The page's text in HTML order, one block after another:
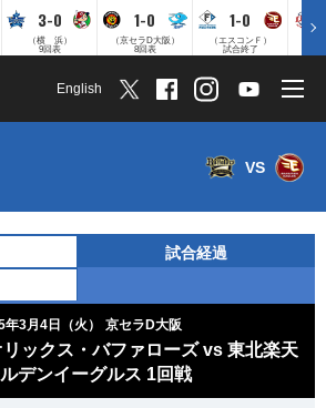
3-0
（横 浜）
9回表
1-0
（京セラD大阪）
8回表
1-0
（エスコンＦ）
試合終了
English
VS
試合経過
年3月4日（火） 京セラD大阪
リックス・バファローズ vs 東北楽天
デンイーグルス 1回戦